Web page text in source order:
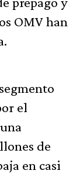
OMV han
el
de
en casi